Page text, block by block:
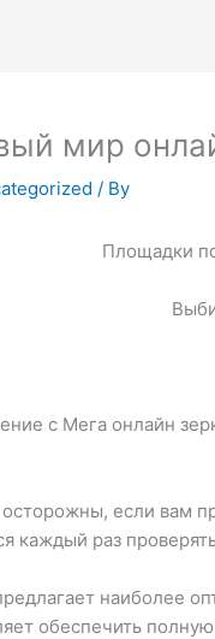
мир
/ By
Площадки
с Мега онлайн
если вам
каждый раз
наиболее
обеспечить